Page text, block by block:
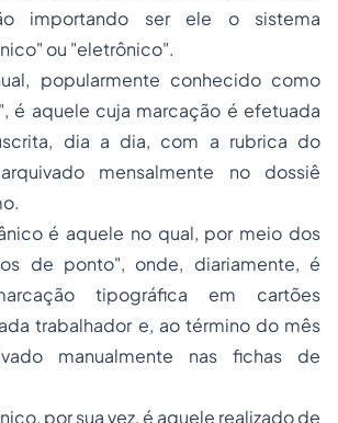
importando ser ele o sistema
ou "eletrônico".
popularmente conhecido como
é aquele cuja marcação é efetuada
dia a dia, com a rubrica do
mensalmente no dossiê
é aquele no qual, por meio dos
de ponto", onde, diariamente, é
tipográfica em cartões
trabalhador e, ao término do mês
manualmente nas fichas de
por sua vez, é aquele realizado de